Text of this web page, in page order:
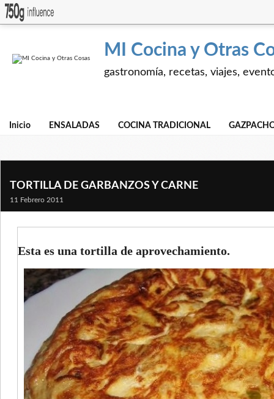
MI Cocina y Otras
gastronomía, recetas, viajes,
Inicio ENSALADAS COCINA TRADICIONAL
TORTILLA DE GARBANZOS Y CARNE
11 Febrero 2011
Esta es una tortilla de aprovechamiento.